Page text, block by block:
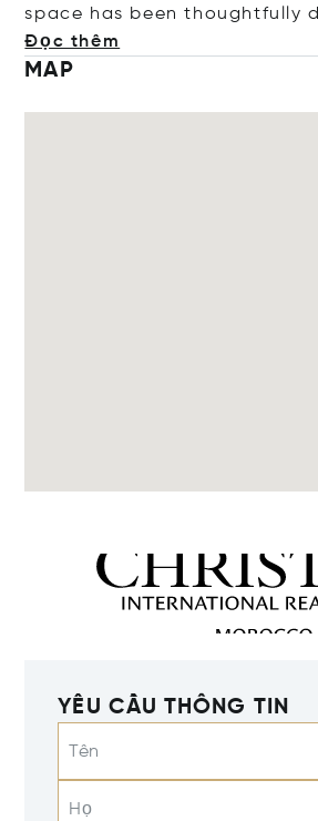
space has been thoughtfu
lly d
Đọc thêm
MAP
YÊU CẦU THÔNG TIN
Tên
Họ